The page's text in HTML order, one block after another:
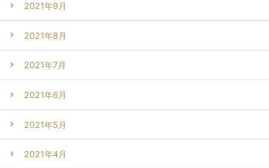
2021年9月
2021年8月
2021年7月
2021年6月
2021年5月
2021年4月